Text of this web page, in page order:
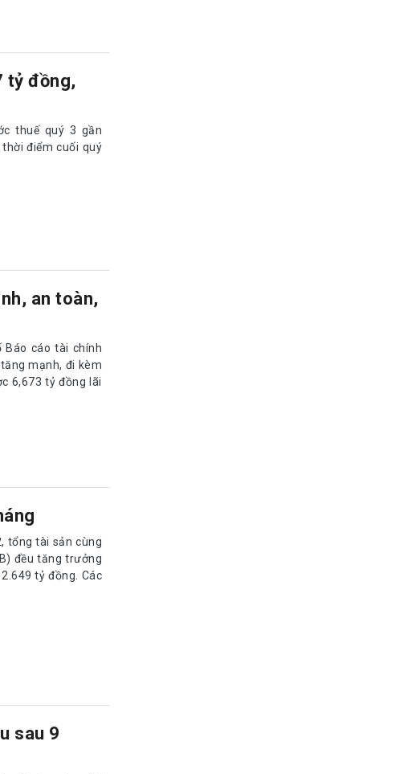
tỷ đồng,
thuế quý 3 gần
điểm cuối quý
an toàn,
Báo cáo tài chính
mạnh, đi kèm
6,673 tỷ đồng lãi
tổng tài sản cùng
đều tăng trưởng
tỷ đồng. Các
sau 9